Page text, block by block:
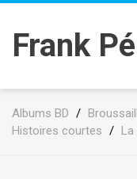
Frank Pé
Albums BD /
Histoires courtes /